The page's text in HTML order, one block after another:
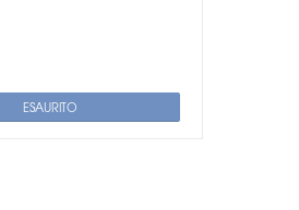
ESAURITO